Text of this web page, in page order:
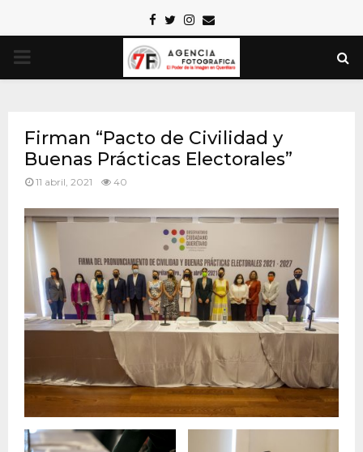
Facebook
TwitterInstagram
Email
PRIMARY
Firman “Pacto de Civilidad y
Buenas Prácticas Electorales”
11 abril, 2021 40